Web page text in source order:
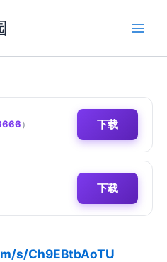
） 下载
下载
s/Ch9EBtbAoTU